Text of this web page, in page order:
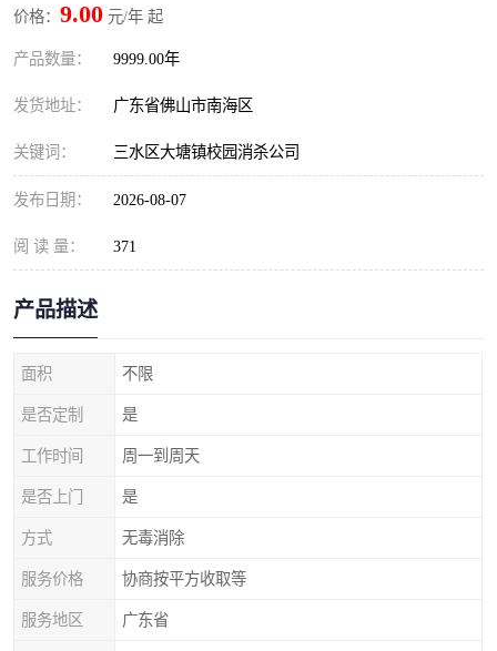
价格： 9.00 元/年 起
产品数量： 9999.00年
发货地址： 广东省佛山市南海区
关键词： 三水区大塘镇校园消杀公司
发布日期： 2026-08-07
阅 读 量： 371
产品描述
面积 不限
是否定制 是
工作时间 周一到周天
是否上门 是
方式 无毒消除
服务价格 协商按平方收取等
服务地区 广东省